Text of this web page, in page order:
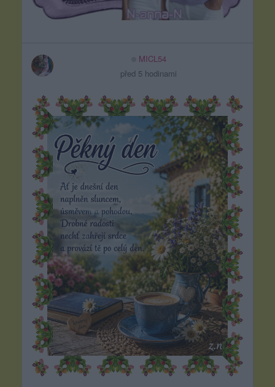
MICL54
před 5 hodinami